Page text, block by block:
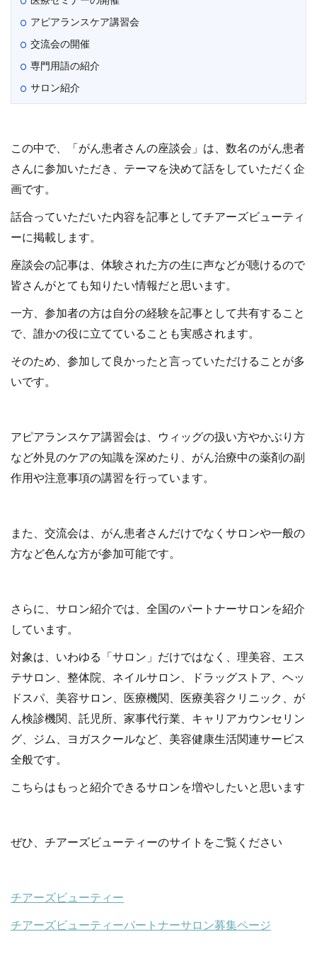
アピアランスケア講習会
交流会の開催
専門用語の紹介
サロン紹介
この中で、「がん患者さんの座談会」は、数名のがん患者
さんに参加いただき、テーマを決めて話をしていただく企
画です。
話合っていただいた内容を記事としてチアーズビューティ
ーに掲載します。
座談会の記事は、体験された方の生に声などが聴けるので
皆さんがとても知りたい情報だと思います。
一方、参加者の方は自分の経験を記事として共有すること
で、誰かの役に立てていることも実感されます。
そのため、参加して良かったと言っていただけることが多
いです。
アピアランスケア講習会は、ウィッグの扱い方やかぶり方
など外見のケアの知識を深めたり、がん治療中の薬剤の副
作用や注意事項の講習を行っています。
また、交流会は、がん患者さんだけでなくサロンや一般の
方など色んな方が参加可能です。
さらに、サロン紹介では、全国のパートナーサロンを紹介
しています。
対象は、いわゆる「サロン」だけではなく、理美容、エス
テサロン、整体院、ネイルサロン、ドラッグストア、ヘッ
ドスパ、美容サロン、医療機関、医療美容クリニック、が
ん検診機関、託児所、家事代行業、キャリアカウンセリン
グ、ジム、ヨガスクールなど、美容健康生活関連サービス
全般です。
こちらはもっと紹介できるサロンを増やしたいと思います
ぜひ、チアーズビューティーのサイトをご覧ください
チアーズビューティー
チアーズビューティーパートナーサロン募集ページ